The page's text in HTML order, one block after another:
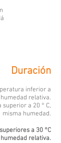
Duración
inferior a
humedad relativa.
a 20 ° C,
misma humedad.
a 30 °C
relativa.